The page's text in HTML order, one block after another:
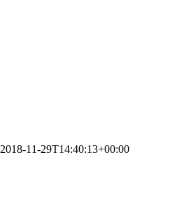
2018-11-29T14:40:13+00:00